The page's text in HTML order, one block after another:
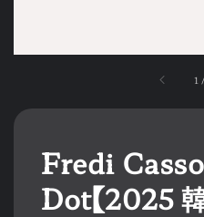
1 /
Fredi
Dot【2025